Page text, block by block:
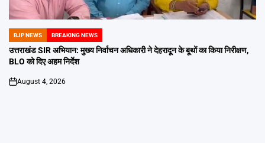
POSTED
IN
BJP NEWS BREAKING NEWS
उत्तराखंड SIR अभियान: मुख्य निर्वाचन अधिकारी ने देहरादून के बूथों का किया निरीक्षण,
BLO को दिए अहम निर्देश
on
August 4, 2026